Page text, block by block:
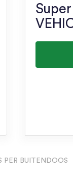
PER BUITENDOOS